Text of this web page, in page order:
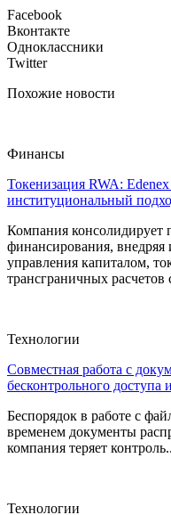
Facebook
Вконтакте
Одноклассники
Twitter
Похожие новости
Финансы
Токенизация RWA: Edenex
институциональный
Компания консолидирует
финансирования, внедряя
управления капиталом,
трансграничных
Технологии
Совместная работа с
бесконтрольного доступа
Беспорядок в работе с
временем документы
компания теряет
Технологии